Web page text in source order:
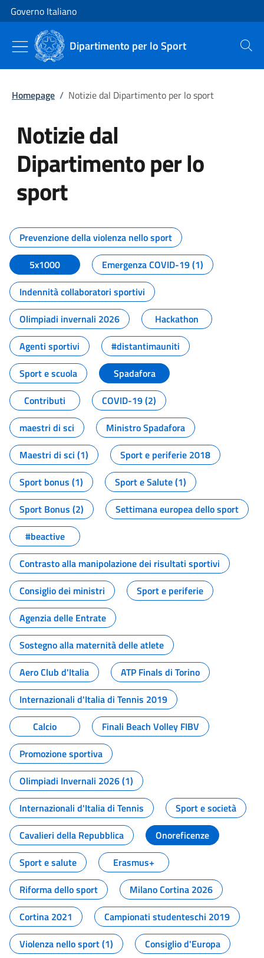
Vai al contenuto
Vai alla navigazione del sito
Governo Italiano
Dipartimento per lo Sport Cerca
Homepage / Notizie dal Dipartimento per lo sport
Notizie dal
Dipartimento per lo
sport
Tutti i contenuti della pagina
Prevenzione della violenza nello sport
5x1000
Emergenza COVID-19 (1)
Indennità collaboratori sportivi
Olimpiadi invernali 2026
Hackathon
Agenti sportivi
#distantimauniti
Sport e scuola
Spadafora
Contributi
COVID-19 (2)
maestri di sci
Ministro Spadafora
Maestri di sci (1)
Sport e periferie 2018
Sport bonus (1)
Sport e Salute (1)
Sport Bonus (2)
Settimana europea dello sport
#beactive
Contrasto alla manipolazione dei risultati sportivi
Consiglio dei ministri
Sport e periferie
Agenzia delle Entrate
Sostegno alla maternità delle atlete
Aero Club d'Italia
ATP Finals di Torino
Internazionali d'Italia di Tennis 2019
Calcio
Finali Beach Volley FIBV
Promozione sportiva
Olimpiadi Invernali 2026 (1)
Internazionali d'Italia di Tennis
Sport e società
Cavalieri della Repubblica
Onoreficenze
Sport e salute
Erasmus+
Riforma dello sport
Milano Cortina 2026
Cortina 2021
Campionati studenteschi 2019
Violenza nello sport (1)
Consiglio d'Europa